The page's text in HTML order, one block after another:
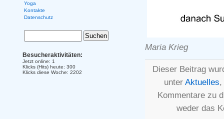
Maria Krieg
Dieser Beitrag
unter Aktuelles,
Kommentare zu
weder das
Yoga
Kontakte
Datenschutz
Besucheraktivitäten:
Jetzt online: 1
Klicks (Hits) heute: 300
Klicks diese Woche: 2202